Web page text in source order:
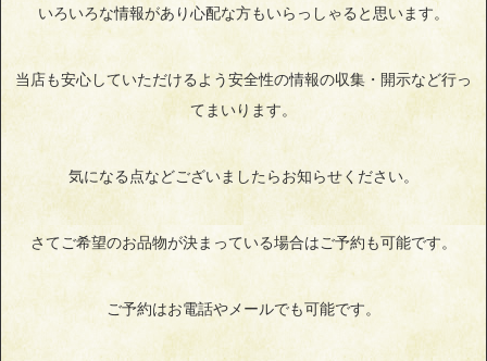
いろいろな情報があり心配な方もいらっしゃると思います。
当店も安心していただけるよう安全性の情報の収集・開示など行っ
てまいります。
気になる点などございましたらお知らせください。
さてご希望のお品物が決まっている場合はご予約も可能です。
ご予約はお電話やメールでも可能です。